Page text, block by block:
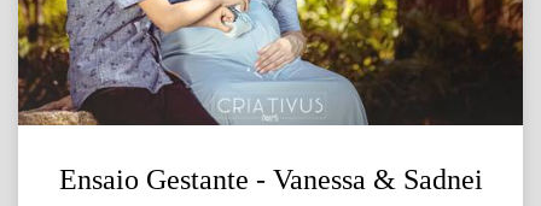
Ensaio Gestante - Vanessa & Sadnei